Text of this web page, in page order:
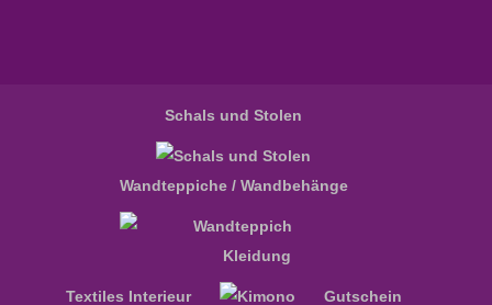
Schals und Stolen
Wandteppiche / Wandbehänge
Textiles Interieur
Kleidung
Gutschein